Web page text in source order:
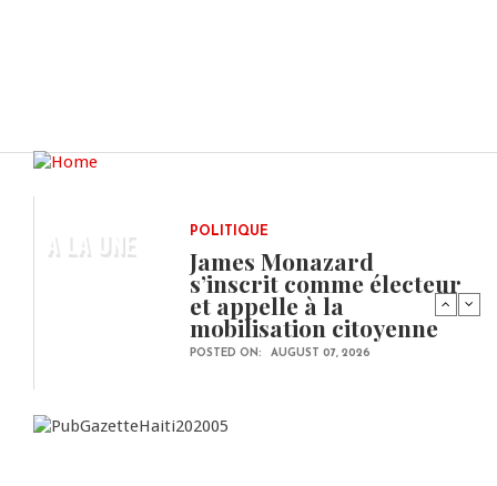
A LA UNE POLITIQUE
James Monazard
s’inscrit comme électeur
et appelle à la
mobilisation citoyenne
POSTED ON: AUGUST 07, 2026